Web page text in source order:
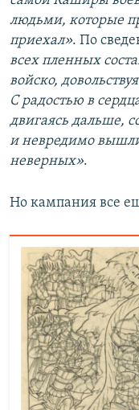
людьми, которые
приехал». По
всех пленных
войско,
С радостью в
двигаясь дальше,
и невредимо
неверных».
Но кампания все